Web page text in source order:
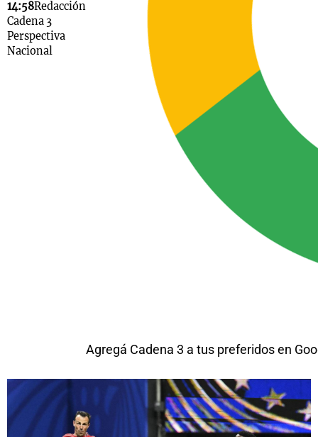
14:58Redacción
Cadena 3
Perspectiva
Nacional
Agregá Cadena 3 a tus preferidos en